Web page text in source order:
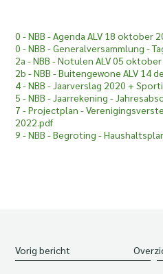
0 - NBB - Agenda ALV 18 oktober
0 - NBB - Generalversammlung -
2a - NBB - Notulen ALV 05
2b - NBB - Buitengewone ALV 14
4 - NBB - Jaarverslag 2020 +
5 - NBB - Jaarrekening -
7 - Projectplan -
2022.pdf
9 - NBB - Begroting -
Vorig bericht